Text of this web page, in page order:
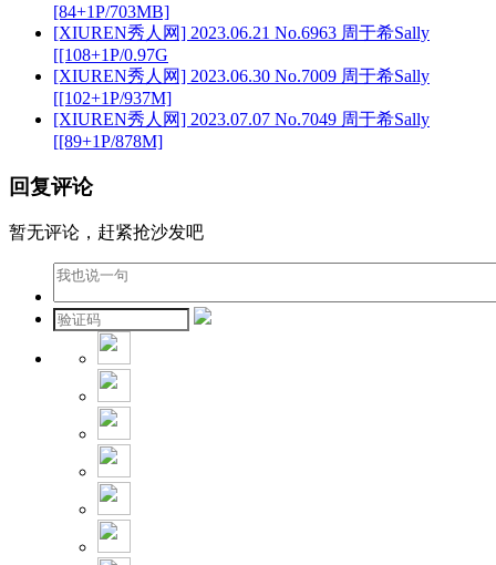
[84+1P/703MB]
[XIUREN秀人网] 2023.06.21 No.6963 周于希Sally
[[108+1P/0.97G
[XIUREN秀人网] 2023.06.30 No.7009 周于希Sally
[[102+1P/937M]
[XIUREN秀人网] 2023.07.07 No.7049 周于希Sally
[[89+1P/878M]
回复评论
暂无评论，赶紧抢沙发吧